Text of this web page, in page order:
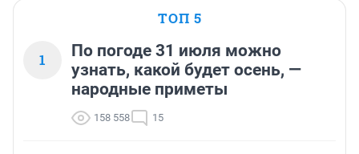
ТОП 5
1
По погоде 31 июля можно
узнать, какой будет осень, —
народные приметы
158 558 15